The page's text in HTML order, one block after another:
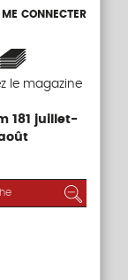
ME CONNECTER
le magazine
181 juillet-
ME CONNECTER
: